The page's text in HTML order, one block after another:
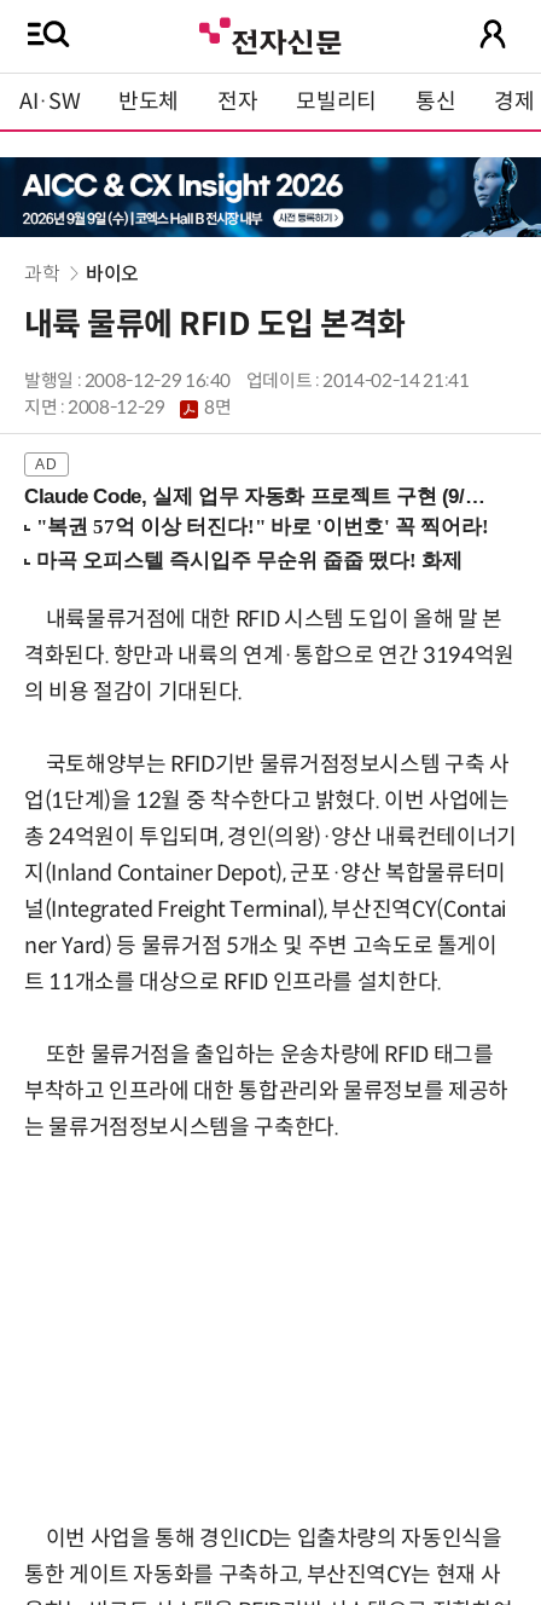
AI·SW 반도체 전자 모빌리티 통신 경제
과학 바이오
내륙 물류에 RFID 도입 본격화
발행일 : 2008-12-29 16:40
업데이트 : 2014-02-14 21:41
지면 :2008-12-29 8면
Claude Code, 실제 업무 자동화 프로젝트 구현 (9/16 ~17 강남역)
내륙물류거점에 대한 RFID 시스템 도입이 올해 말 본
격화된다. 항만과 내륙의 연계·통합으로 연간 3194억원
의 비용 절감이 기대된다.
국토해양부는 RFID기반 물류거점정보시스템 구축 사
업(1단계)을 12월 중 착수한다고 밝혔다. 이번 사업에는
총 24억원이 투입되며, 경인(의왕)·양산 내륙컨테이너기
지(Inland Container Depot), 군포·양산 복합물류터미
널(Integrated Freight Terminal), 부산진역CY(Contai
ner Yard) 등 물류거점 5개소 및 주변 고속도로 톨게이
트 11개소를 대상으로 RFID 인프라를 설치한다.
또한 물류거점을 출입하는 운송차량에 RFID 태그를
부착하고 인프라에 대한 통합관리와 물류정보를 제공하
는 물류거점정보시스템을 구축한다.
이번 사업을 통해 경인ICD는 입출차량의 자동인식을
통한 게이트 자동화를 구축하고, 부산진역CY는 현재 사